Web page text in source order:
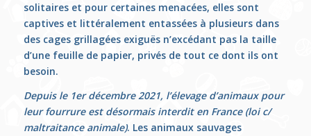
solitaires et pour certaines menacées, elles sont
captives et littéralement entassées à plusieurs dans
des cages grillagées exiguës n’excédant pas la taille
d’une feuille de papier, privés de tout ce dont ils ont
besoin.
Depuis le 1er décembre 2021, l’élevage d’animaux pour
leur fourrure est désormais interdit en France (loi c/
maltraitance animale). Les animaux sauvages